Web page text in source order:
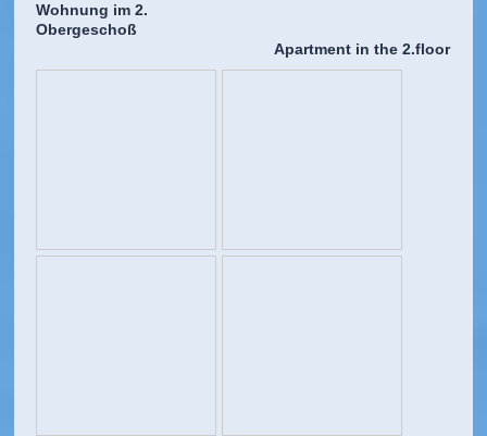
Wohnung im 2.
Obergeschoß
Apartment in the 2.floor